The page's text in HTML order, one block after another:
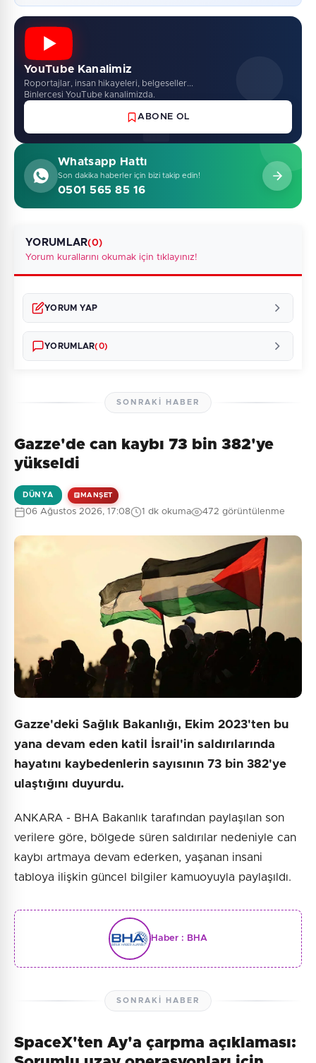
YouTube Kanalimiz
Roportajlar, insan hikayeleri, belgeseller...
Binlercesi YouTube kanalimizda.
ABONE OL
Whatsapp Hattı
Son dakika haberler için bizi takip edin!
0501 565 85 16
YORUMLAR(0)
Yorum kurallarını okumak için tıklayınız!
YORUM YAP
9 + 1 = ?
Gönder
YORUMLAR(0)
Henüz yorum yapılmamış. İlk yorumu siz yapın!
SONRAKI HABER
Gazze'de can kaybı 73 bin 382'ye
yükseldi
DÜNYA MANŞET
06 Ağustos 2026, 17:08 1 dk okuma 472 görüntülenme
Gazze'deki Sağlık Bakanlığı, Ekim 2023'ten bu
yana devam eden katil İsrail'in saldırılarında
hayatını kaybedenlerin sayısının 73 bin 382'ye
ulaştığını duyurdu.
ANKARA - BHA Bakanlık tarafından paylaşılan son
verilere göre, bölgede süren saldırılar nedeniyle can
kaybı artmaya devam ederken, yaşanan insani
tabloya ilişkin güncel bilgiler kamuoyuyla paylaşıldı.
Haber : BHA
SONRAKI HABER
SpaceX'ten Ay'a çarpma açıklaması: